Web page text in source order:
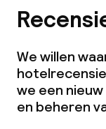
Overal
We willen
we een
en beheren